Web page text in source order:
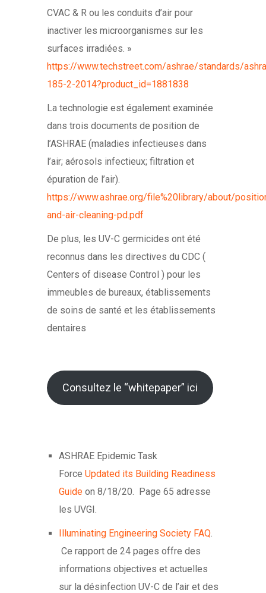
CVAC & R ou les conduits d’air pour
inactiver les microorganismes sur les
surfaces irradiées. »
https://www.techstreet.com/ashrae/standards/
185-2-2014?product_id=1881838
La technologie est également examinée
dans trois documents de position de
l’ASHRAE (maladies infectieuses dans
l’air; aérosols infectieux; filtration et
épuration de l’air).
https://www.ashrae.org/file%20library/about/
and-air-cleaning-pd.pdf
De plus, les UV-C germicides ont été
reconnus dans les directives du CDC (
Centers of disease Control ) pour les
immeubles de bureaux, établissements
de soins de santé et les établissements
dentaires
Consultez le “whitepaper” ici
ASHRAE Epidemic Task
Force Updated its Building Readiness
Guide on 8/18/20. Page 65 adresse
les UVGI.
Illuminating Engineering Society FAQ.
Ce rapport de 24 pages offre des
informations objectives et actuelles
sur la désinfection UV-C de l’air et des